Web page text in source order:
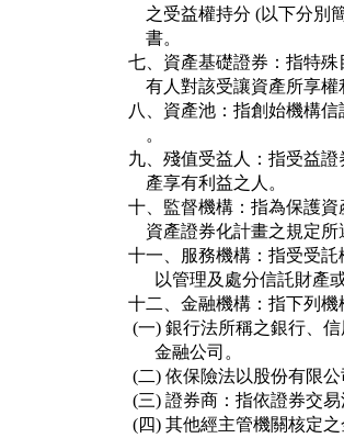
之受益權持分 (以下分
    書。
七、資產基礎證券：指特
有人對該受讓資產所享
八、資產池：指創始機構
    。
九、殘值受益人：指受益
    產享有利益之人。
十、監督機構：指為保護
資產證券化計畫之規定
十一、服務機構：指受受
以管理及處分信託財
十二、金融機構：指下列機
(一) 銀行法所稱之銀行、
      金融公司。
(二) 依保險法以股份有限
(三) 證券商：指依證券交
(四) 其他經主管機關核定